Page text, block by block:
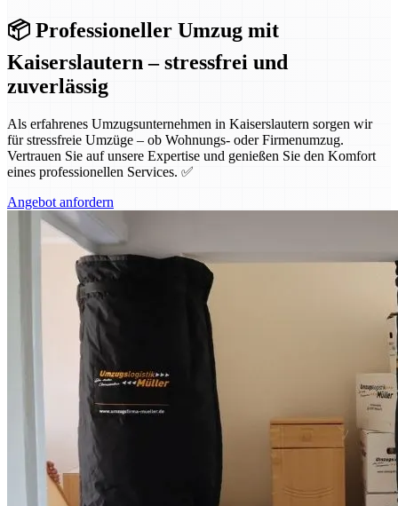
📦 Professioneller Umzug mit
Kaiserslautern – stressfrei und
zuverlässig
Als erfahrenes Umzugsunternehmen in Kaiserslautern sorgen wir
für stressfreie Umzüge – ob Wohnungs- oder Firmenumzug.
Vertrauen Sie auf unsere Expertise und genießen Sie den Komfort
eines professionellen Services. ✅
Angebot anfordern